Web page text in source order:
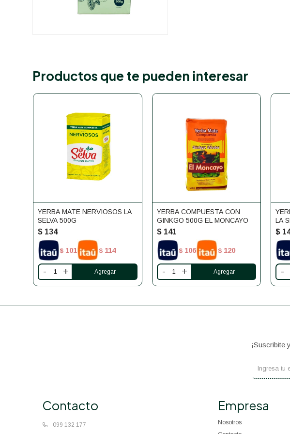
Productos que te pueden interesar
YERBA MATE NERVIOSOS LA
SELVA 500G
$ 134
$ 101 $ 114
- +
YERBA COMPUESTA CON
GINKGO 500G EL MONCAYO
$ 141
$ 106 $ 120
- +
LA
$
-
Contacto
099 132 177
Empresa
Nosotros
¡Suscribite